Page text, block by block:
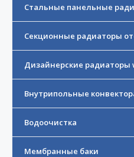
Стальные панельные
Секционные радиаторы
Дизайнерские радиаторы
Внутрипольные
Водоочистка
Мембранные баки